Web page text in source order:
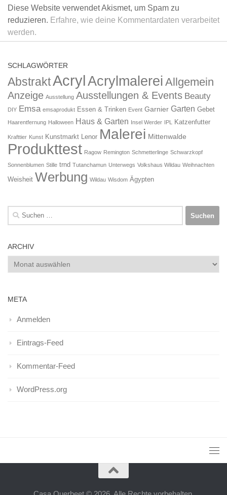
Diese Website verwendet Akismet, um Spam zu
reduzieren. Erfahre, wie deine Kommentardaten verarbeitet
werden.
SCHLAGWÖRTER
AbstraktAcrylAcrylmalerei Allgemein
Anzeige Ausstellung Ausstellungen & Events Beauty
DIY Emsa emsaprodukt Essen & Trinken Event Garnier Garten Gebet
Haarentfernung Halloween Haus & Garten Insel Werder IPL Katzenfutter
Krafttier Kunst Kunstmarkt Lenor Malerei Mittenwalde
Produkttest Ragow Remington Schmetterlinge Schwarzkopf
Sonnenblumen Stille trnd Tutanchamun Unterwegs Volkshaus Wildau Weihnachten
Weisheit Werbung Wildau Wisdom Ägypten
Suchen
nach:
ARCHIV
Archiv
META
Anmelden
Eintrags-Feed
Kommentar-Feed
WordPress.org